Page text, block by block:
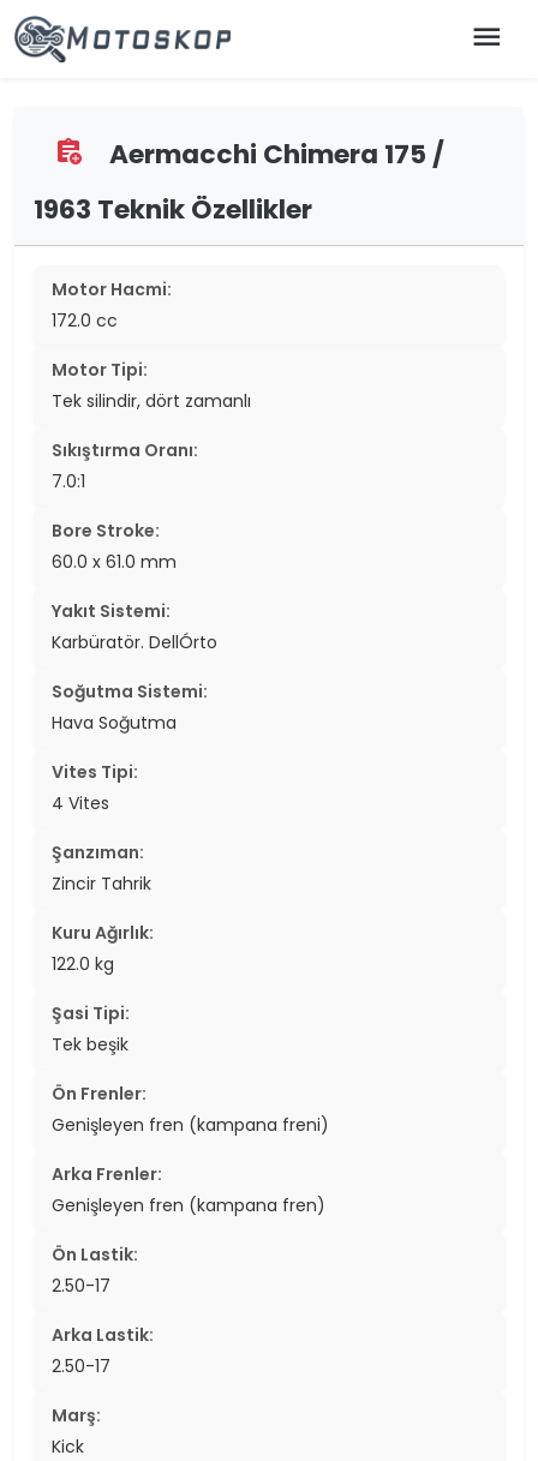
menu
assignment_add
Aermacchi Chimera 175 /
1963 Teknik Özellikler
Motor Hacmi:
172.0 cc
Motor Tipi:
Tek silindir, dört zamanlı
Sıkıştırma Oranı:
7.0:1
Bore Stroke:
60.0 x 61.0 mm
Yakıt Sistemi:
Karbüratör. DellÓrto
Soğutma Sistemi:
Hava Soğutma
Vites Tipi:
4 Vites
Şanzıman:
Zincir Tahrik
Kuru Ağırlık:
122.0 kg
Şasi Tipi:
Tek beşik
Ön Frenler:
Genişleyen fren (kampana freni)
Arka Frenler:
Genişleyen fren (kampana fren)
Ön Lastik:
2.50-17
Arka Lastik:
2.50-17
Marş:
Kick